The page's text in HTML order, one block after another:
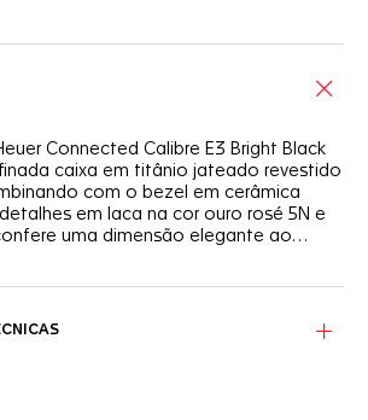
Connected Calibre E3 Bright Black
caixa em titânio jateado revestido
com o bezel em cerâmica
em laca na cor ouro rosé 5N e
uma dimensão elegante ao
tão sutil quanto único.